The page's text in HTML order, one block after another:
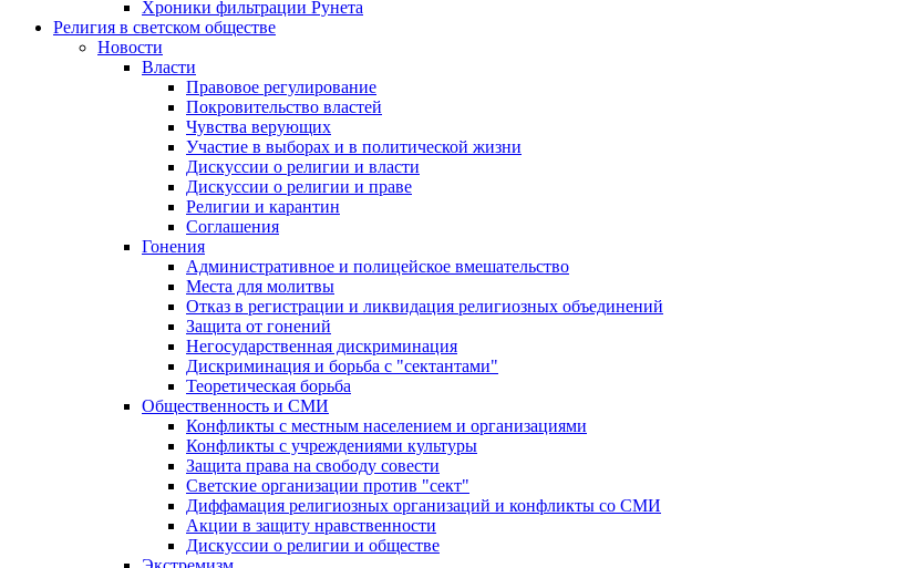
Хроники фильтрации Рунета
Религия в светском обществе
Новости
Власти
Правовое регулирование
Покровительство властей
Чувства верующих
Участие в выборах и в политической жизни
Дискуссии о религии и власти
Дискуссии о религии и праве
Религии и карантин
Соглашения
Гонения
Административное и полицейское вмешательство
Места для молитвы
Отказ в регистрации и ликвидация религиозных объединений
Защита от гонений
Негосударственная дискриминация
Дискриминация и борьба с "сектантами"
Теоретическая борьба
Общественность и СМИ
Конфликты с местным населением и организациями
Конфликты с учреждениями культуры
Защита права на свободу совести
Светские организации против "сект"
Диффамация религиозных организаций и конфликты со СМИ
Акции в защиту нравственности
Дискуссии о религии и обществе